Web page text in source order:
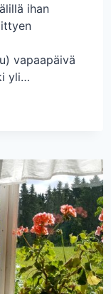
ihan
vapaapäivä
yli…